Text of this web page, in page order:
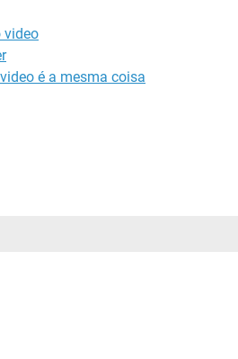
video
é a mesma coisa